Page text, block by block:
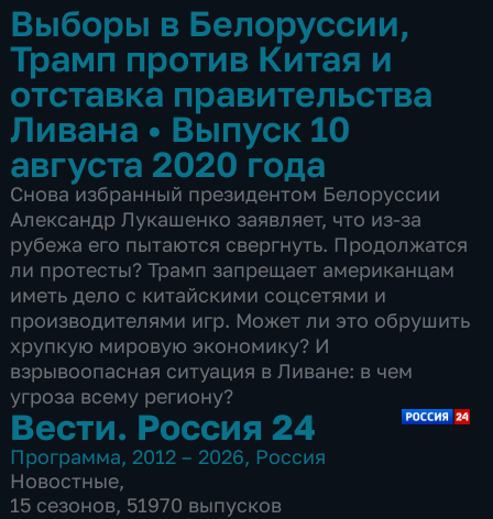
Выборы в Белоруссии,
Трамп против Китая и
отставка правительства
Ливана • Выпуск 10
августа 2020 года
Снова избранный президентом Белоруссии
Александр Лукашенко заявляет, что из-за
рубежа его пытаются свергнуть. Продолжатся
ли протесты? Трамп запрещает американцам
иметь дело с китайскими соцсетями и
производителями игр. Может ли это обрушить
хрупкую мировую экономику? И
взрывоопасная ситуация в Ливане: в чем
угроза всему региону?
Вести. Россия 24
Программа, 2012 – 2026, Россия
Новостные,
15 сезонов, 51970 выпусков